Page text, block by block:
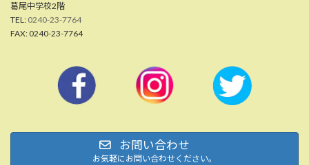
葛尾中学校2階
TEL: 0240-23-7764
FAX: 0240-23-7764
お問い合わせ
お気軽にお問い合わせください。